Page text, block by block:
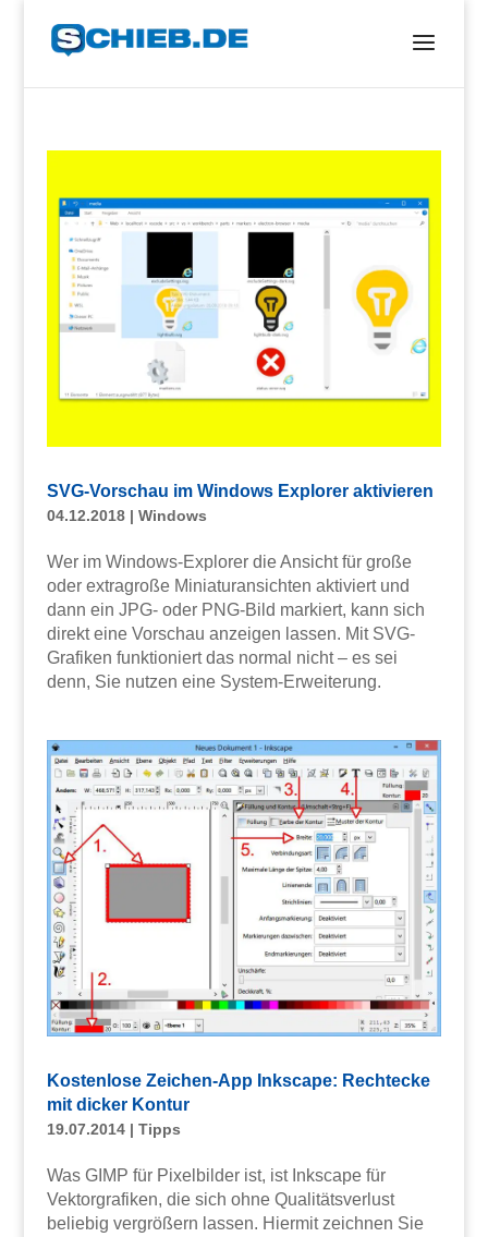
SVG-Vorschau im Windows Explorer aktivieren
04.12.2018| Windows
Wer im Windows-Explorer die Ansicht für große
oder extragroße Miniaturansichten aktiviert und
dann ein JPG- oder PNG-Bild markiert, kann sich
direkt eine Vorschau anzeigen lassen. Mit SVG-
Grafiken funktioniert das normal nicht – es sei
denn, Sie nutzen eine System-Erweiterung.
Kostenlose Zeichen-App Inkscape: Rechtecke
mit dicker Kontur
19.07.2014| Tipps
Was GIMP für Pixelbilder ist, ist Inkscape für
Vektorgrafiken, die sich ohne Qualitätsverlust
beliebig vergrößern lassen. Hiermit zeichnen Sie